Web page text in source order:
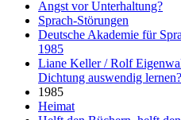
Angst vor Unterhaltung?
Sprach-Störungen
Deutsche Akademie für
1985
Liane Keller / Rolf
Dichtung auswendig lernen?
1985
Heimat